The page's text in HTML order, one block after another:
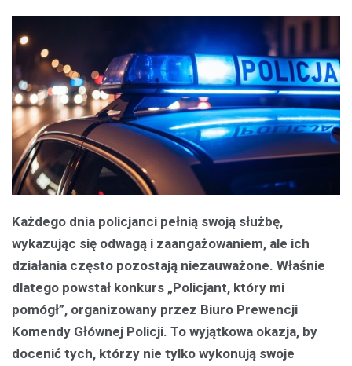
Każdego dnia policjanci pełnią swoją służbę,
wykazując się odwagą i zaangażowaniem, ale ich
działania często pozostają niezauważone. Właśnie
dlatego powstał konkurs „Policjant, który mi
pomógł”, organizowany przez Biuro Prewencji
Komendy Głównej Policji. To wyjątkowa okazja, by
docenić tych, którzy nie tylko wykonują swoje